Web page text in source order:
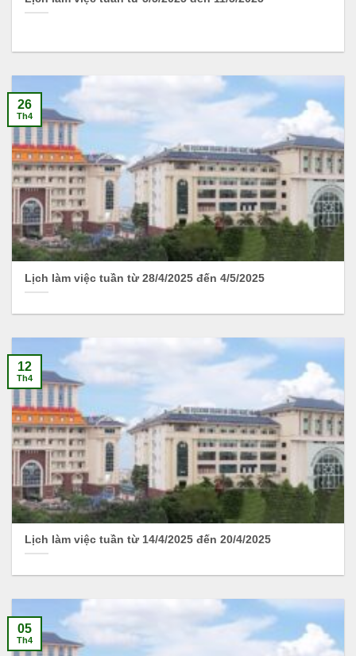
Lịch làm việc tuần từ 28/4/2025 đến 4/5/2025
26
Th4
Lịch làm việc tuần từ 14/4/2025 đến 20/4/2025
12
Th4
05
Th4